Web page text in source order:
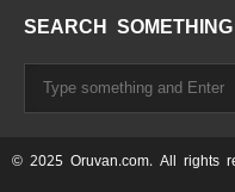
SEARCH SOMETHING
© 2025 Oruvan.com. All rights